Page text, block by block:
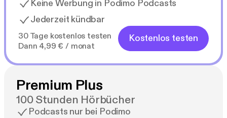
Keine Werbung in Podimo Podcasts
Jederzeit kündbar
30 Tage kostenlos testen
Dann 4,99 € / monat
Kostenlos testen
Premium Plus
100 Stunden Hörbücher
Podcasts nur bei Podimo